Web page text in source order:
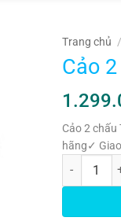
Trang chủ /
Cảo
Cảo 2
hãng✓
Cảo 2